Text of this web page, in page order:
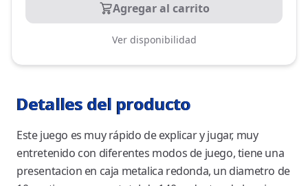
Agregar al carrito
Ver disponibilidad
Detalles del producto
Este juego es muy rápido de explicar y jugar, muy
entretenido con diferentes modos de juego, tiene una
presentacion en caja metalica redonda, un diametro de